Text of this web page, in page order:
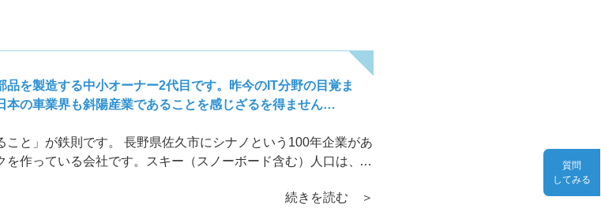
品を製造する中小オーナー2代目です。昨今のIT分野の目覚ま
本の車業界も斜陽産業であることを感じざるを得ません…
こと」が鉄則です。 長野県佐久市にシナノという100年企業があ
を作っている会社です。スキー（スノーボード含む）人口は、
時に1800万人でピークを迎えました。その後、
続きを読む ＞
質問
してみる